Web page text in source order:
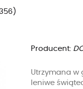
Producent:
Utrzymana w
leniwe